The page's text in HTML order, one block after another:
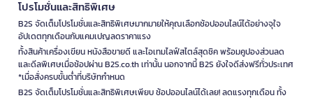
โปรโมชั่นและสิทธิพิเศษ
B2S จัดเต็มโปรโมชั่นและสิทธิพิเศษมากมายให้คุณเลือกช้อปออนไลน์ได้อย่างจุใจ
อัปเดตทุกเดือนกับแคมเปญลดราคาแรง
ทั้งสินค้าเครื่องเขียน หนังสือขายดี และไอเทมไลฟ์สไตล์สุดชิค พร้อมคูปองส่วนลด
และดีลพิเศษเมื่อช้อปผ่าน B2S.co.th เท่านั้น นอกจากนี้ B2S ยังใจดีส่งฟรีทั่วประเทศ
*เมื่อสั่งครบขั้นต่ำที่บริษัทกำหนด
B2S จัดเต็มโปรโมชั่นและสิทธิพิเศษเพียบ ช้อปออนไลน์ได้เลย! ลดแรงทุกเดือน ทั้ง